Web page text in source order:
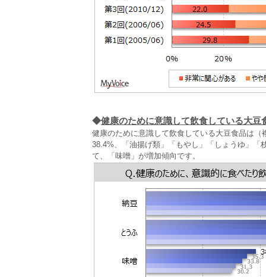
◆健康のために意識して飲食している大豆
健康のために意識して飲食している大豆食品は
38.4%、「油揚げ類」「もやし」「しょうゆ」
て、「味噌」が増加傾向です。